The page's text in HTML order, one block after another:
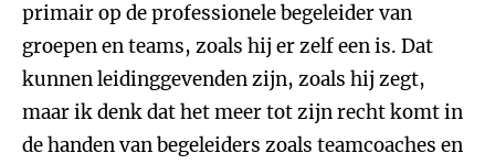
primair op de professionele begeleider van
groepen en teams, zoals hij er zelf een is. Dat
kunnen leidinggevenden zijn, zoals hij zegt,
maar ik denk dat het meer tot zijn recht komt in
de handen van begeleiders zoals teamcoaches en